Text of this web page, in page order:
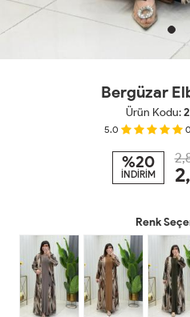
Bergüzar
Ürün Kodu:
5.0 0
%20
İNDİRİM
Renk